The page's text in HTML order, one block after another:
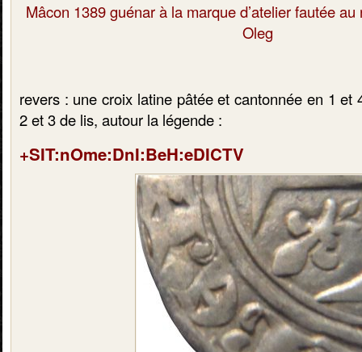
Mâcon 1389 guénar à la marque d’atelier fautée
Oleg
revers : une croix latine pâtée et cantonnée en 1 et
2 et 3 de lis, autour la légende :
+SIT:nOme:DnI:BeH:eDICTV